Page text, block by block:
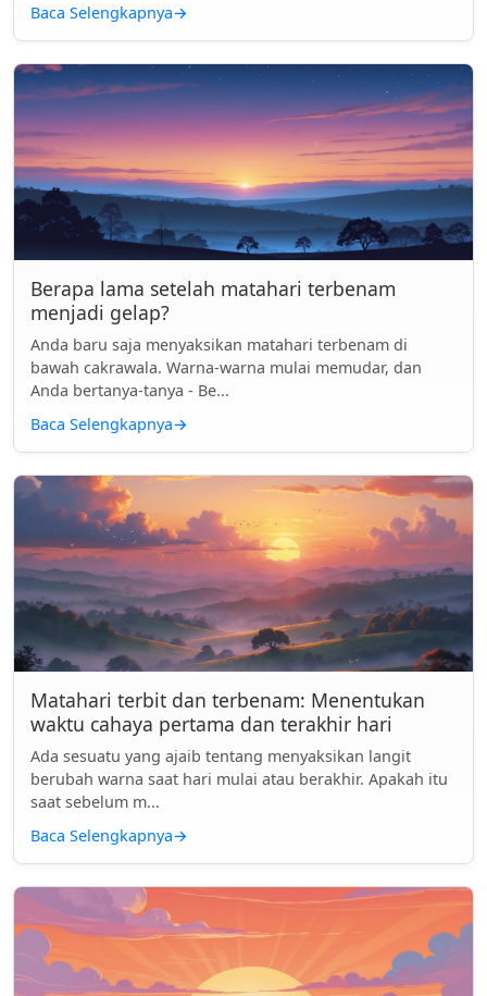
Baca Selengkapnya→
Berapa lama setelah matahari terbenam
menjadi gelap?
Anda baru saja menyaksikan matahari terbenam di
bawah cakrawala. Warna-warna mulai memudar, dan
Anda bertanya-tanya - Be...
Baca Selengkapnya→
Matahari terbit dan terbenam: Menentukan
waktu cahaya pertama dan terakhir hari
Ada sesuatu yang ajaib tentang menyaksikan langit
berubah warna saat hari mulai atau berakhir. Apakah itu
saat sebelum m...
Baca Selengkapnya→